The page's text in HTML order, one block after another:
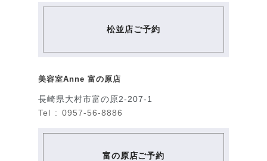
松並店ご予約
美容室Anne 富の原店
長崎県大村市富の原2-207-1
Tel : 0957-56-8886
富の原店ご予約